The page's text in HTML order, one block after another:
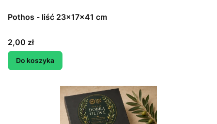
Pothos - liść 23x17x41 cm
Cena
2,00 zł
Do koszyka